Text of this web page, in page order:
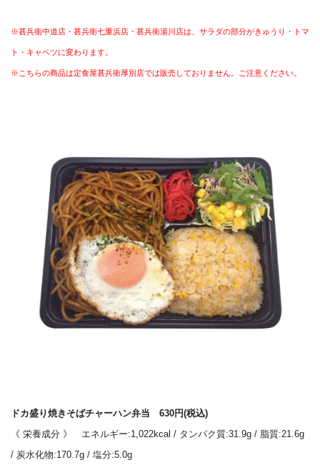
※甚兵衛中道店・甚兵衛七重浜店・甚兵衛湯川店は、サラダの部分がきゅうり・トマ
ト・キャベツに変わります。
※こちらの商品は定食屋甚兵衛厚別店では販売しておりません。ご注意ください。
ドカ盛り焼きそばチャーハン弁当 630円(税込)
《 栄養成分 》 エネルギー:1,022kcal / タンパク質:31.9g / 脂質:21.6g
/ 炭水化物:170.7g / 塩分:5.0g